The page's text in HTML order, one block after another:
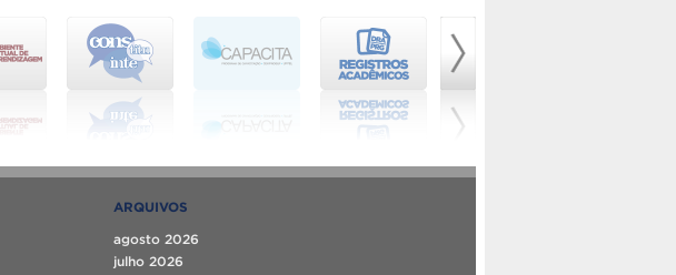
ARQUIVOS
agosto 2026
julho 2026